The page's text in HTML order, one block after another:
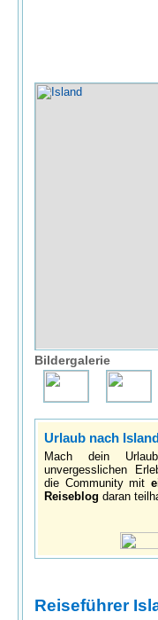
Bildergalerie
Urlaub nach
Mach dein
unvergesslichen
die Community mit
Reiseblog daran
Reiseführer